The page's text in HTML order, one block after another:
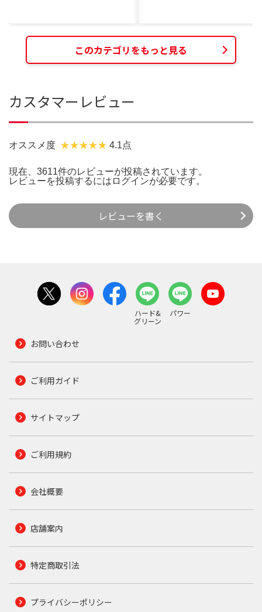
このカテゴリをもっと見る
カスタマーレビュー
オススメ度 4.1点
現在、3611件のレビューが投稿されています。
レビューを投稿するには ログインが必要です。
レビューを書く
ハード&
グリーン
パワー
お問い合わせ
ご利用ガイド
サイトマップ
ご利用規約
会社概要
店舗案内
特定商取引法
プライバシーポリシー